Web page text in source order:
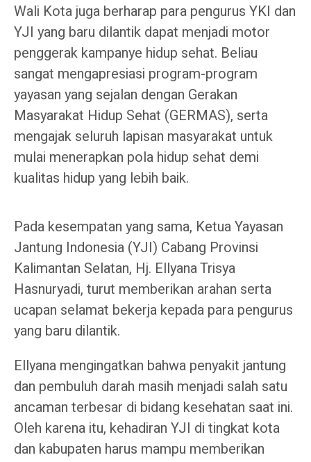
Wali Kota juga berharap para pengurus YKI dan
YJI yang baru dilantik dapat menjadi motor
penggerak kampanye hidup sehat. Beliau
sangat mengapresiasi program-program
yayasan yang sejalan dengan Gerakan
Masyarakat Hidup Sehat (GERMAS), serta
mengajak seluruh lapisan masyarakat untuk
mulai menerapkan pola hidup sehat demi
kualitas hidup yang lebih baik.
Pada kesempatan yang sama, Ketua Yayasan
Jantung Indonesia (YJI) Cabang Provinsi
Kalimantan Selatan, Hj. Ellyana Trisya
Hasnuryadi, turut memberikan arahan serta
ucapan selamat bekerja kepada para pengurus
yang baru dilantik.
Ellyana mengingatkan bahwa penyakit jantung
dan pembuluh darah masih menjadi salah satu
ancaman terbesar di bidang kesehatan saat ini.
Oleh karena itu, kehadiran YJI di tingkat kota
dan kabupaten harus mampu memberikan